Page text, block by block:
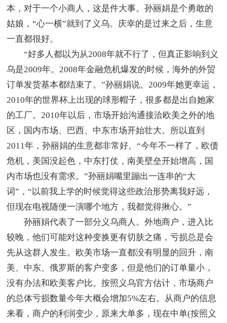
本，对于一个小商人，这是件大事。孙丽娟是个勇敢的
姑娘，“心一横”就到了义乌。庆幸的是过来之后，生意
一直都很好。
“好多人都以为从2008年就不行了，但真正影响到义
乌是2009年。2008年金融危机爆发的时候，海外的外贸
订单发货基本都结束了。”孙丽娟说。2009年她更幸运，
2010年的世界杯上出现的球形帽子，很多都是出自她家
的工厂。2010年以后，市场开始沟通接洽欧美之外的地
区，国内市场、巴西、中东市场开始壮大。所以直到
2011年，孙丽娟的生意都非常好。“今年不一样了，欧债
危机，美国没起色，中东打仗，南美壁垒开始增高，国
内市场也没有需求。”孙丽娟嘴里蹦出一连串的“大
词”，“以前我上学的时候觉得这些政治形势离我好远，
但现在电视随便一演哪个地方，我都觉得揪心。”
孙丽娟代表了一部分义乌商人。外地商户，进入比
较晚，他们可能对这种变换更有切肤之痛，亏损总是会
先从这群人发生。欧美市场一直都没有明显的回升，南
美、中东、俄罗斯的客户变多，但是他们的订单量小，
没有办法和欧美客户比。按照义乌官方估计，市场商户
的总体亏损数量今年大概会增加5%左右。从商户的信息
来看，商户的利润变少，原来大单多，现在中单(按照义